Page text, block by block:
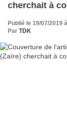
cherchait à
Publié le 19/07/2019
Par TDK